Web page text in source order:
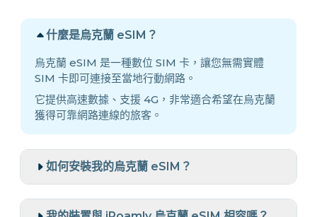
什麼是烏克蘭 eSIM？
烏克蘭 eSIM 是一種數位 SIM 卡，讓您無需實體
SIM 卡即可連接至當地行動網路。
它提供高速數據、支援 4G，非常適合希望在烏克蘭
獲得可靠網路連線的旅客。
如何安裝我的烏克蘭 eSIM？